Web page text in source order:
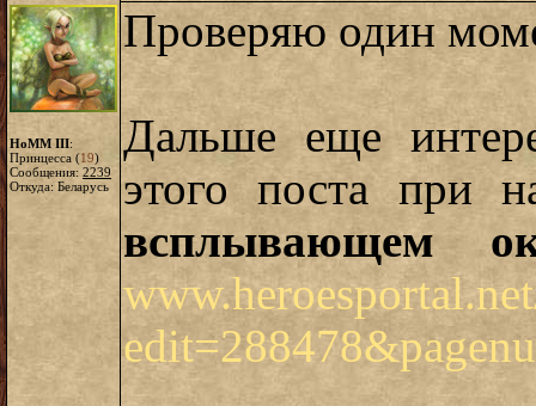
HoMM III:
Принцесса (19)
Сообщения: 2239
Откуда: Беларусь
Проверяю один
Дальше еще
этого поста при
всплывающем